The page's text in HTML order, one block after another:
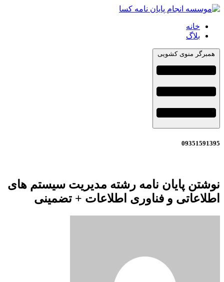
خانه
بلاگ
همبرگر منوی کشویی
09351591395
نوشتن پایان نامه رشته مدیریت سیستم های
اطلاعاتی و فناوری اطلاعات + تضمینی